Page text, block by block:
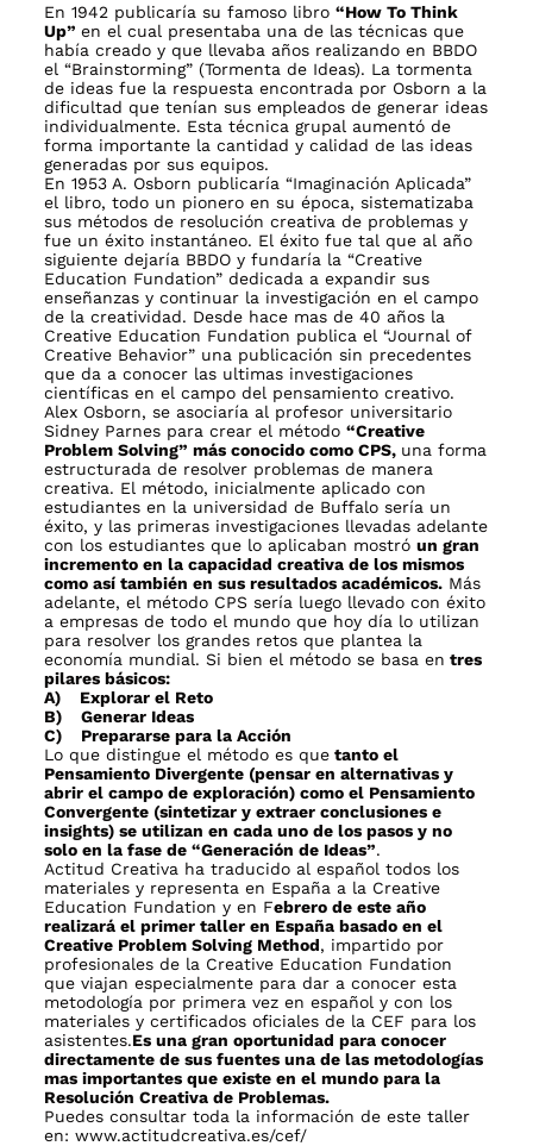
En 1942 publicaría su famoso libro“How To Think
Up”en el cual presentaba una de las técnicas que
había creado y que llevaba años realizando en BBDO
el “Brainstorming” (Tormenta de Ideas). La tormenta
de ideas fue la respuesta encontrada por Osborn a la
dificultad que tenían sus empleados de generar ideas
individualmente. Esta técnica grupal aumentó de
forma importante la cantidad y calidad de las ideas
generadas por sus equipos.
En 1953 A. Osborn publicaría “Imaginación Aplicada”
el libro, todo un pionero en su época, sistematizaba
sus métodos de resolución creativa de problemas y
fue un éxito instantáneo. El éxito fue tal que al año
siguiente dejaría BBDO y fundaría la “Creative
Education Fundation” dedicada a expandir sus
enseñanzas y continuar la investigación en el campo
de la creatividad. Desde hace mas de 40 años la
Creative Education Fundation publica el “Journal of
Creative Behavior” una publicación sin precedentes
que da a conocer las ultimas investigaciones
científicas en el campo del pensamiento creativo.
Alex Osborn, se asociaría al profesor universitario
Sidney Parnes para crear el método“Creative
Problem Solving” más conocido como CPS, una forma
estructurada de resolver problemas de manera
creativa. El método, inicialmente aplicado con
estudiantes en la universidad de Buffalo sería un
éxito, y las primeras investigaciones llevadas adelante
con los estudiantes que lo aplicaban mostróun gran
incremento en la capacidad creativa de los mismos
como así también en sus resultados académicos. Más
adelante, el método CPS sería luego llevado con éxito
a empresas de todo el mundo que hoy día lo utilizan
para resolver los grandes retos que plantea la
economía mundial. Si bien el método se basa en tres
pilares básicos:
A) Explorar el Reto
B) Generar Ideas
C) Prepararse para la Acción
Lo que distingue el método es que tanto el
Pensamiento Divergente (pensar en alternativas y
abrir el campo de exploración) como el Pensamiento
Convergente (sintetizar y extraer conclusiones e
insights) se utilizan en cada uno de los pasos y no
solo en la fase de “Generación de Ideas”.
Actitud Creativa ha traducido al español todos los
materiales y representa en España a la Creative
Education Fundation y en Febrero de este año
realizará el primer taller en España basado en el
Creative Problem Solving Method, impartido por
profesionales de la Creative Education Fundation
que viajan especialmente para dar a conocer esta
metodología por primera vez en español y con los
materiales y certificados oficiales de la CEF para los
asistentes.Es una gran oportunidad para conocer
directamente de sus fuentes una de las metodologías
mas importantes que existe en el mundo para la
Resolución Creativa de Problemas.
Puedes consultar toda la información de este taller
en:www.actitudcreativa.es/cef/